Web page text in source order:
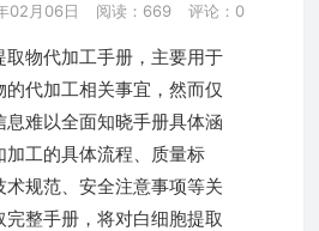
02月06日 阅读：669 评论：0
取物代加工手册，主要用于
代加工相关事宜，然而仅
息难以全面知晓手册具体涵
加工的具体流程、质量标
规范、安全注意事项等关
整手册，将对白细胞提取